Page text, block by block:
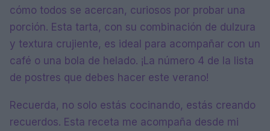
cómo todos se acercan, curiosos por probar una
porción. Esta tarta, con su combinación de dulzura
y textura crujiente, es ideal para acompañar con un
café o una bola de helado. ¡La número 4 de la lista
de postres que debes hacer este verano!
Recuerda, no solo estás cocinando, estás creando
recuerdos. Esta receta me acompaña desde mi